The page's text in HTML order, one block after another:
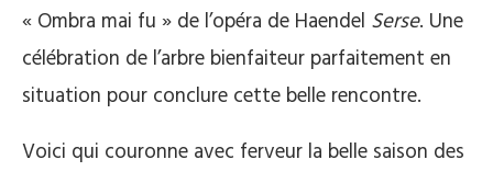
« Ombra mai fu » de l’opéra de Haendel Serse. Une
célébration de l’arbre bienfaiteur parfaitement en
situation pour conclure cette belle rencontre.
Voici qui couronne avec ferveur la belle saison des